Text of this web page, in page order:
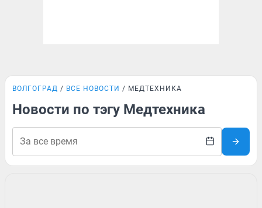
ВОЛГОГРАД ВСЕ НОВОСТИ МЕДТЕХНИКА
Новости по тэгу Медтехника